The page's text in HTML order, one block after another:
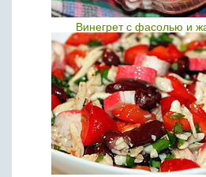
Винегрет с фасолью и